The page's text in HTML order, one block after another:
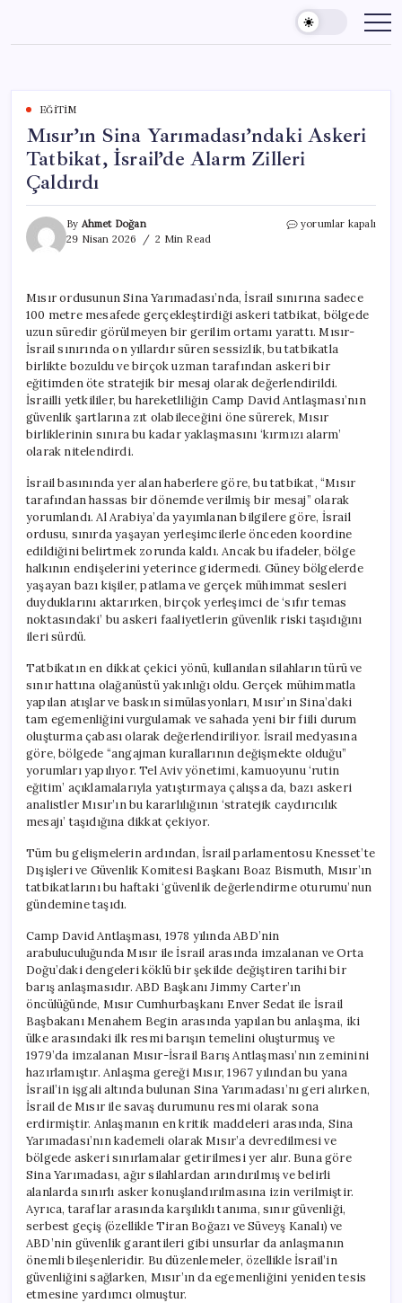
content
EĞITIM
Mısır’ın Sina Yarımadası’ndaki Askeri
Tatbikat, İsrail’de Alarm Zilleri
Çaldırdı
By Ahmet Doğan
29 Nisan 2026
2 Min Read
Mısır’ın
İsrail’de
Alarm
Zilleri
Çaldırdı
için
yorumlar kapalı
Mısır ordusunun Sina Yarımadası’nda, İsrail sınırına sadece
100 metre mesafede gerçekleştirdiği askeri tatbikat, bölgede
uzun süredir görülmeyen bir gerilim ortamı yarattı. Mısır-
İsrail sınırında on yıllardır süren sessizlik, bu tatbikatla
birlikte bozuldu ve birçok uzman tarafından askeri bir
eğitimden öte stratejik bir mesaj olarak değerlendirildi.
İsrailli yetkililer, bu hareketliliğin Camp David Antlaşması’nın
güvenlik şartlarına zıt olabileceğini öne sürerek, Mısır
birliklerinin sınıra bu kadar yaklaşmasını ‘kırmızı alarm’
olarak nitelendirdi.
İsrail basınında yer alan haberlere göre, bu tatbikat, “Mısır
tarafından hassas bir dönemde verilmiş bir mesaj” olarak
yorumlandı. Al Arabiya’da yayımlanan bilgilere göre, İsrail
ordusu, sınırda yaşayan yerleşimcilerle önceden koordine
edildiğini belirtmek zorunda kaldı. Ancak bu ifadeler, bölge
halkının endişelerini yeterince gidermedi. Güney bölgelerde
yaşayan bazı kişiler, patlama ve gerçek mühimmat sesleri
duyduklarını aktarırken, birçok yerleşimci de ‘sıfır temas
noktasındaki’ bu askeri faaliyetlerin güvenlik riski taşıdığını
ileri sürdü.
Tatbikatın en dikkat çekici yönü, kullanılan silahların türü ve
sınır hattına olağanüstü yakınlığı oldu. Gerçek mühimmatla
yapılan atışlar ve baskın simülasyonları, Mısır’ın Sina’daki
tam egemenliğini vurgulamak ve sahada yeni bir fiili durum
oluşturma çabası olarak değerlendiriliyor. İsrail medyasına
göre, bölgede “angajman kurallarının değişmekte olduğu”
yorumları yapılıyor. Tel Aviv yönetimi, kamuoyunu ‘rutin
eğitim’ açıklamalarıyla yatıştırmaya çalışsa da, bazı askeri
analistler Mısır’ın bu kararlılığının ‘stratejik caydırıcılık
mesajı’ taşıdığına dikkat çekiyor.
Tüm bu gelişmelerin ardından, İsrail parlamentosu Knesset’te
Dışişleri ve Güvenlik Komitesi Başkanı Boaz Bismuth, Mısır’ın
tatbikatlarını bu haftaki ‘güvenlik değerlendirme oturumu’nun
gündemine taşıdı.
Camp David Antlaşması, 1978 yılında ABD’nin
arabuluculuğunda Mısır ile İsrail arasında imzalanan ve Orta
Doğu’daki dengeleri köklü bir şekilde değiştiren tarihi bir
barış anlaşmasıdır. ABD Başkanı Jimmy Carter’ın
öncülüğünde, Mısır Cumhurbaşkanı Enver Sedat ile İsrail
Başbakanı Menahem Begin arasında yapılan bu anlaşma, iki
ülke arasındaki ilk resmi barışın temelini oluşturmuş ve
1979’da imzalanan Mısır-İsrail Barış Antlaşması’nın zeminini
hazırlamıştır. Anlaşma gereği Mısır, 1967 yılından bu yana
İsrail’in işgali altında bulunan Sina Yarımadası’nı geri alırken,
İsrail de Mısır ile savaş durumunu resmi olarak sona
erdirmiştir. Anlaşmanın en kritik maddeleri arasında, Sina
Yarımadası’nın kademeli olarak Mısır’a devredilmesi ve
bölgede askeri sınırlamalar getirilmesi yer alır. Buna göre
Sina Yarımadası, ağır silahlardan arındırılmış ve belirli
alanlarda sınırlı asker konuşlandırılmasına izin verilmiştir.
Ayrıca, taraflar arasında karşılıklı tanıma, sınır güvenliği,
serbest geçiş (özellikle Tiran Boğazı ve Süveyş Kanalı) ve
ABD’nin güvenlik garantileri gibi unsurlar da anlaşmanın
önemli bileşenleridir. Bu düzenlemeler, özellikle İsrail’in
güvenliğini sağlarken, Mısır’ın da egemenliğini yeniden tesis
etmesine yardımcı olmuştur.